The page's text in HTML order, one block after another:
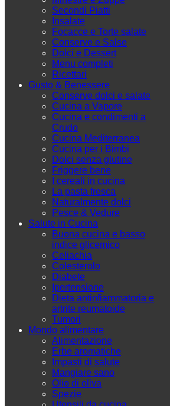
Secondi Piatti
Insalate
Focacce e Torte salate
Conserve e Salse
Dolci e Dessert
Menu completi
Ricettari
Gusto & Benessere
Conserve dolci e salate
Cucina a Vapore
Cucina e condimenti a
Crudo
Cucina Mediterranea
Cucina per i Bimbi
Dolci senza glutine
Friggere bene
I cereali in cucina
La pasta fresca
Naturalmente dolci
Pesce & Vedure
Salute in Cucina
Buona cucina e basso
indice glicemico
Celiachia
Colesterolo
Diabete
Ipertensione
Dieta antinfiammatoria e
artrite reumatoide
Tumori
Mondo alimentare
Alimentazione
Erbe aromatiche
Impasti di salute
Mangiare sano
Olio di oliva
Spezie